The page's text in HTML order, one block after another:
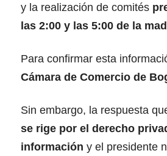
y la realización de comités
las 2:00 y las 5:00 de la
Para confirmar esta
Cámara de Comercio de
Sin embargo, la respuesta
se rige por el derecho
información y el presidente